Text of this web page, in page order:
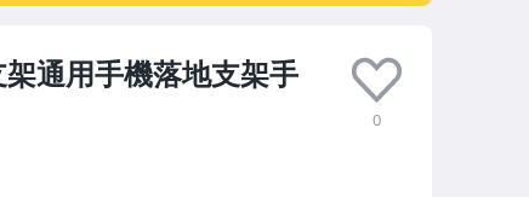
通用手機落地支架手
0